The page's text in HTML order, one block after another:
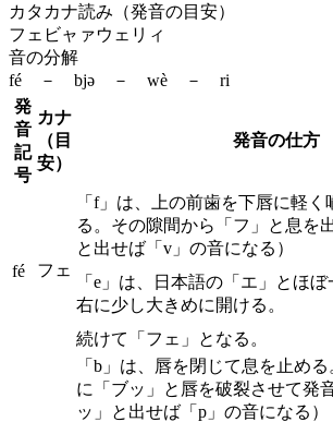
カタカナ読み（発音の目安）
フェビャァウェリィ
音の分解
fé － bjə － wè － ri
発
音
記
号
カナ
（目
安）
発音の仕方
fé フェ
「f」は、上の前歯を下唇に軽く
る。その隙間から「フ」と息を
と出せば「v」の音になる）
「e」は、日本語の「エ」とほ
右に少し大きめに開ける。
続けて「フェ」となる。
「b」は、唇を閉じて息を止め
に「ブッ」と唇を破裂させて発
ッ」と出せば「p」の音になる）